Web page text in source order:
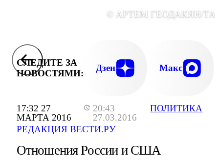
17:32 27
МАРТА 2016
20:43
27.03.2016
РЕДАКЦИЯ ВЕСТИ.РУ
ПОЛИТИКА
© АРТЕМ ГЕОДАКЯН/
СЛЕДИТЕ ЗА
НОВОСТЯМИ:
Дзен Макс
Отношения России и США